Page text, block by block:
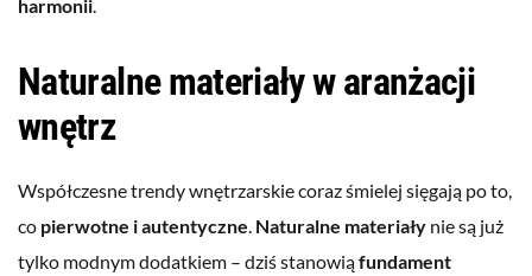
harmonii.
Naturalne materiały w aranżacji
wnętrz
Współczesne trendy wnętrzarskie coraz śmielej sięgają po to,
co pierwotne i autentyczne. Naturalne materiały nie są już
tylko modnym dodatkiem – dziś stanowiąfundament